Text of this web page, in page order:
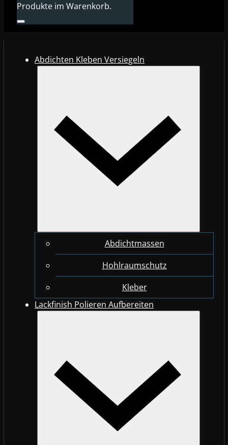
Produkte im Warenkorb.
Abdichten Kleben Versiegeln
Abdichtmassen
Hohlraumschutz
Kleber
Lackfinish Polieren Aufbereiten